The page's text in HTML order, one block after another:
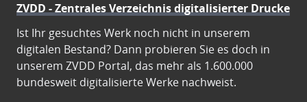
ZVDD - Zentrales Verzeichnis digitalisierter Drucke
Ist Ihr gesuchtes Werk noch nicht in unserem
digitalen Bestand? Dann probieren Sie es doch in
unserem ZVDD Portal, das mehr als 1.600.000
bundesweit digitalisierte Werke nachweist.